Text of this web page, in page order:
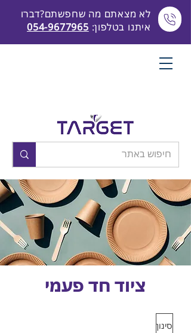
לא מצאתם מה שחפשתם?דברו
איתנו בטלפון: 054-9677965
ציוד חד פעמי
סינון